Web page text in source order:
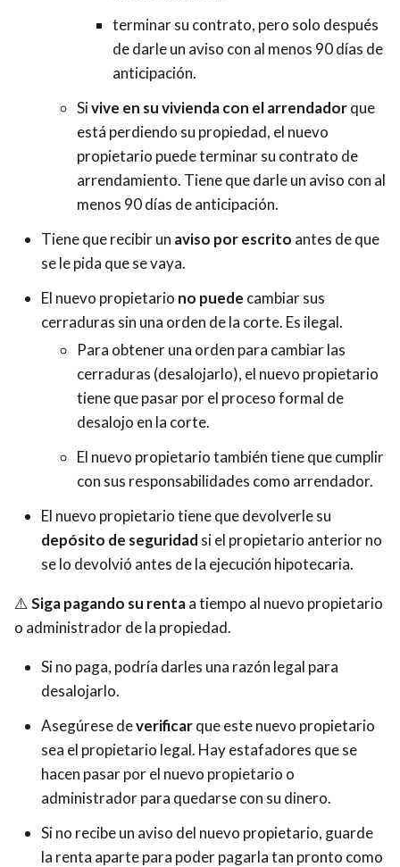
terminar su contrato, pero solo después
de darle un aviso con al menos 90 días de
anticipación.
Sivive en su vivienda con el arrendadorque
está perdiendo su propiedad, el nuevo
propietario puede terminar su contrato de
arrendamiento. Tiene que darle un aviso con al
menos 90 días de anticipación.
Tiene que recibir un aviso por escrito antes de que
se le pida que se vaya.
El nuevo propietario no puede cambiar sus
cerraduras sin una orden de la corte. Es ilegal.
Para obtener una orden para cambiar las
cerraduras (desalojarlo), el nuevo propietario
tiene que pasar por el proceso formal de
desalojo en la corte.
El nuevo propietario también tiene que cumplir
con sus responsabilidades como arrendador.
El nuevo propietario tiene que devolverle su
depósito de seguridad si el propietario anterior no
se lo devolvió antes de la ejecución hipotecaria.
⚠️ Siga pagando su rentaa tiempo al nuevo propietario
o administrador de la propiedad.
Si no paga, podría darles una razón legal para
desalojarlo.
Asegúrese deverificarque este nuevo propietario
sea el propietario legal. Hay estafadores que se
hacen pasar por el nuevo propietario o
administrador para quedarse con su dinero.
Si no recibe un aviso del nuevo propietario, guarde
la renta aparte para poder pagarla tan pronto como